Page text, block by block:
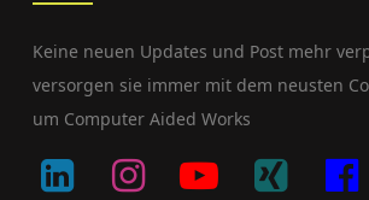
Keine neuen Updates und Post mehr
versorgen sie immer mit dem neusten
um Computer Aided Works